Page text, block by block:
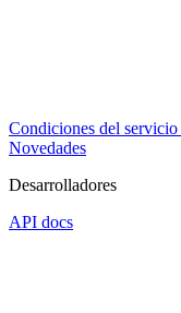
Condiciones del servicio
Novedades
Desarrolladores
API docs